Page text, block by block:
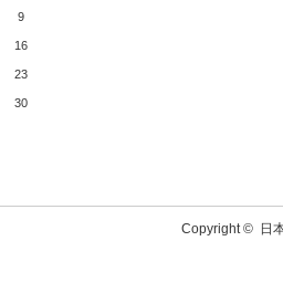
9
16
23
30
Copyright © 日